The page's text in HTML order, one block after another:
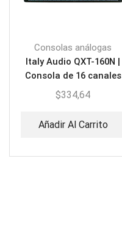
Consolas análogas
Italy Audio QXT-160N |
Consola de 16 canales
$334,64
Añadir Al Carrito